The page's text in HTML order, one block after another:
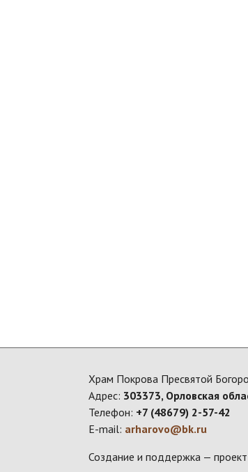
Храм Покрова Пресвятой
Адрес: 303373, Орловская
Телефон: +7 (48679) 2-57-42
E-mail: arharovo@bk.ru
Создание и поддержка —